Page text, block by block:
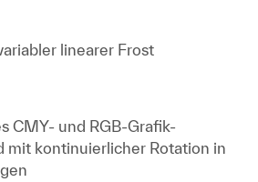
linearer Frost
CMY- und RGB-Grafik-
mit kontinuierlicher Rotation in